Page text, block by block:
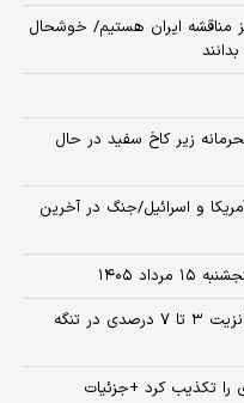
مناقشه ایران هستیم/ خوشحال
زیر کاخ سفید در حال
و اسرائیل/جنگ در آخرین
۱۴۰۵
رویترز: ایران و عمان برای تعیین تعرفه ترانزیت ۳ تا ۷ درصدی در تنگه
را تکذیب کرد +جزئیات